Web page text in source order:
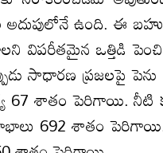
ఉంది. ఈ
విపరీతమైన ఒత్తిడి
సాధారణ ప్రజలపై
67 శాతం పెరిగాయి. నీటి
692 శాతం